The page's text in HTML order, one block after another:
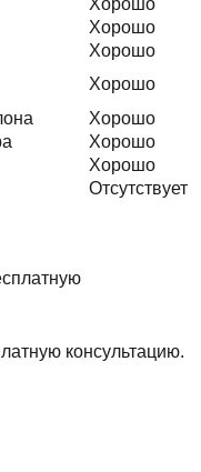
Хорошо
Хорошо
Хорошо
Хорошо
Хорошо
Хорошо
Хорошо
Отсутствует
консультацию.